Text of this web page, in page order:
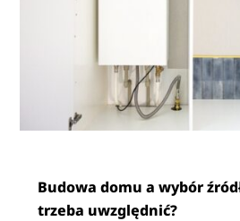
Budowa domu a wybór
trzeba uwzględnić?